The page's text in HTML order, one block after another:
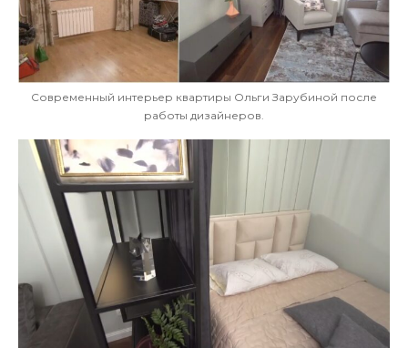
Современный интерьер квартиры Ольги Зарубиной после
работы дизайнеров.